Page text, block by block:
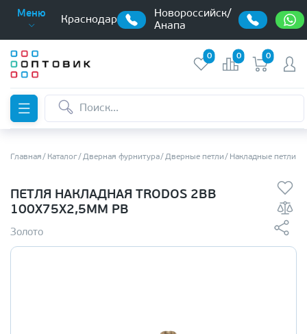
Меню
Краснодар
Новороссийск/
Анапа
0 0 0
Главная Каталог Дверная фурнитура Дверные петли Накладные петли
ПЕТЛЯ НАКЛАДНАЯ TRODOS 2BB
100Х75Х2,5ММ PB
Золото